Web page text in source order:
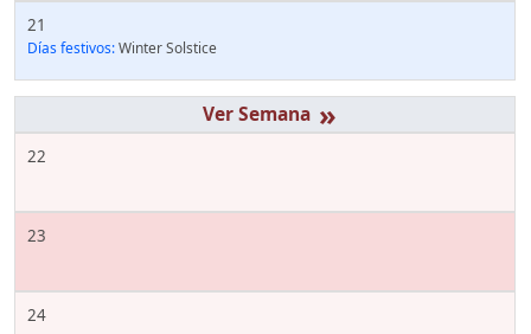
21
Días festivos:Winter Solstice
»
22
23
24